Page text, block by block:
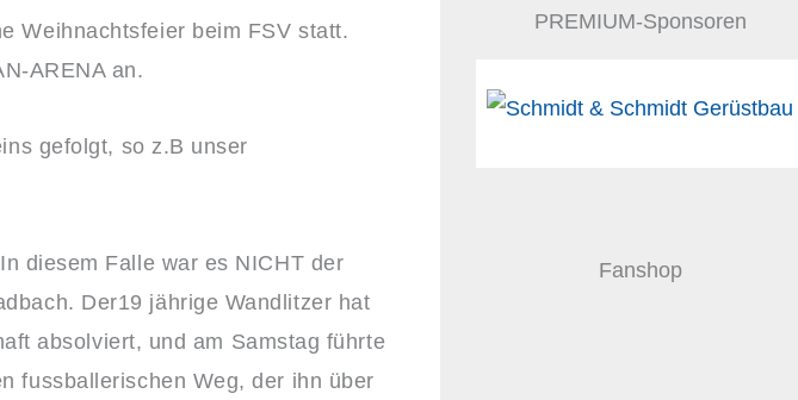
Weihnachtsfeier beim FSV statt.
ARENA an.
gefolgt, so z.B unser
diesem Falle war es NICHT der
Der19 jährige Wandlitzer hat
absolviert, und am Samstag führte
fussballerischen Weg, der ihn über
PREMIUM-Sponsoren
Fanshop